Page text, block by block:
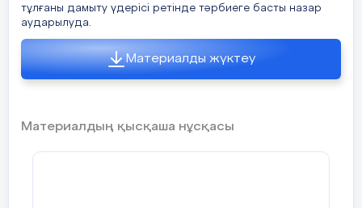
тұлғаны дамыту үдерісі ретінде тәрбиеге басты назар
аударылуда.
Материалды жүктеу
Материалдың қысқаша нұсқасы